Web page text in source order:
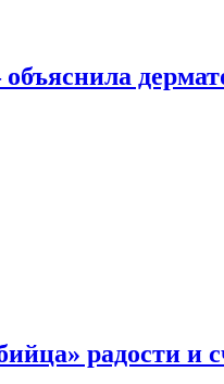
радости и